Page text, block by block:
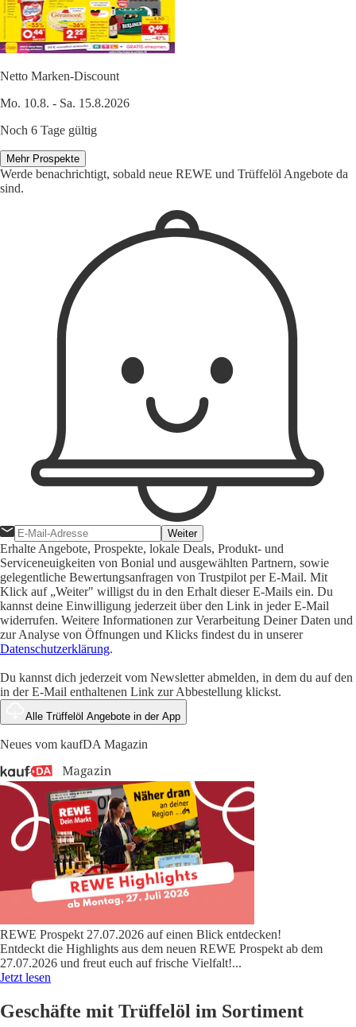
Netto Marken-Discount
Mo. 10.8. - Sa. 15.8.2026
Noch 6 Tage gültig
Mehr Prospekte
Werde benachrichtigt, sobald neue REWE und Trüffelöl Angebote da
sind.
Weiter
Erhalte Angebote, Prospekte, lokale Deals, Produkt- und
Serviceneuigkeiten von Bonial und ausgewählten Partnern, sowie
gelegentliche Bewertungsanfragen von Trustpilot per E-Mail. Mit
Klick auf „Weiter" willigst du in den Erhalt dieser E-Mails ein. Du
kannst deine Einwilligung jederzeit über den Link in jeder E-Mail
widerrufen. Weitere Informationen zur Verarbeitung Deiner Daten und
zur Analyse von Öffnungen und Klicks findest du in unserer
Datenschutzerklärung.
Du kannst dich jederzeit vom Newsletter abmelden, in dem du auf den
in der E-Mail enthaltenen Link zur Abbestellung klickst.
Alle Trüffelöl Angebote in der App
Neues vom kaufDA Magazin
REWE Prospekt 27.07.2026 auf einen Blick entdecken!
Entdeckt die Highlights aus dem neuen REWE Prospekt ab dem
27.07.2026 und freut euch auf frische Vielfalt!...
Jetzt lesen
Geschäfte mit Trüffelöl im Sortiment